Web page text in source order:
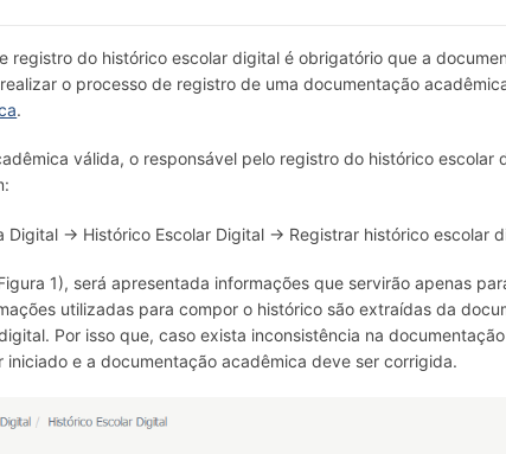
registro do histórico escolar digital é obrigatório que a
o processo de registro de uma documentação
.
válida, o responsável pelo registro do histórico
Digital → Histórico Escolar Digital → Registrar histórico escolar
1), será apresentada informações que servirão apenas
utilizadas para compor o histórico são extraídas da
Por isso que, caso exista inconsistência na
iniciado e a documentação acadêmica deve ser corrigida.